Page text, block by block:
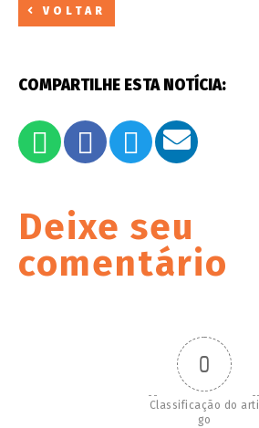
VOLTAR
COMPARTILHE ESTA NOTÍCIA:
Deixe seu
comentário
0
Classificação do arti
go